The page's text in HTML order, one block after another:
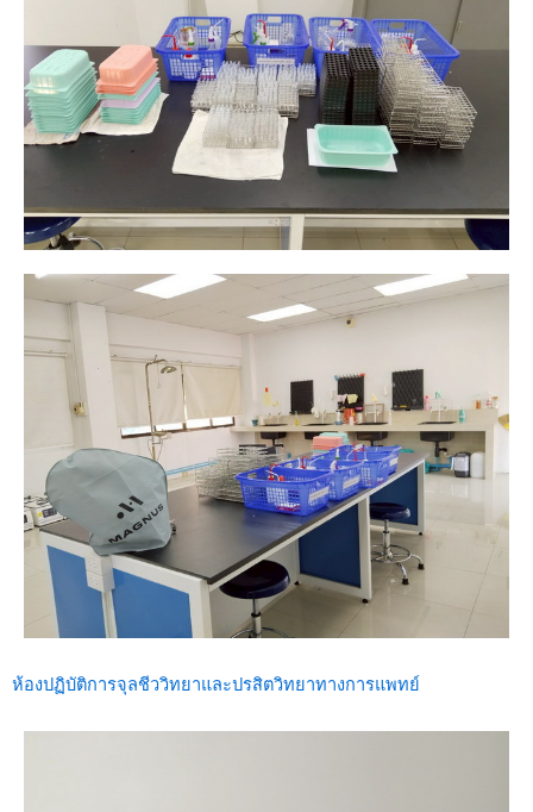
ห้องปฏิบัติการจุลชีววิทยาและปรสิตวิทยาทางการแพทย์